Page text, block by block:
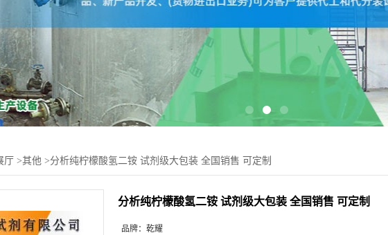
厅 >其他 >分析纯柠檬酸氢二铵 试剂级大包装 全国销售 可定制
分析纯柠檬酸氢二铵 试剂级大包装 全国销售 可定制
品牌： 乾耀